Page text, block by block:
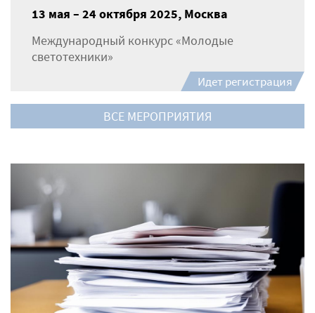
13 мая – 24 октября 2025, Москва
Международный конкурс «Молодые
светотехники»
Идет регистрация
ВСЕ МЕРОПРИЯТИЯ